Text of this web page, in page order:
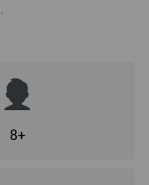
players like Slash
high-quality playing
celebrated as the
8+